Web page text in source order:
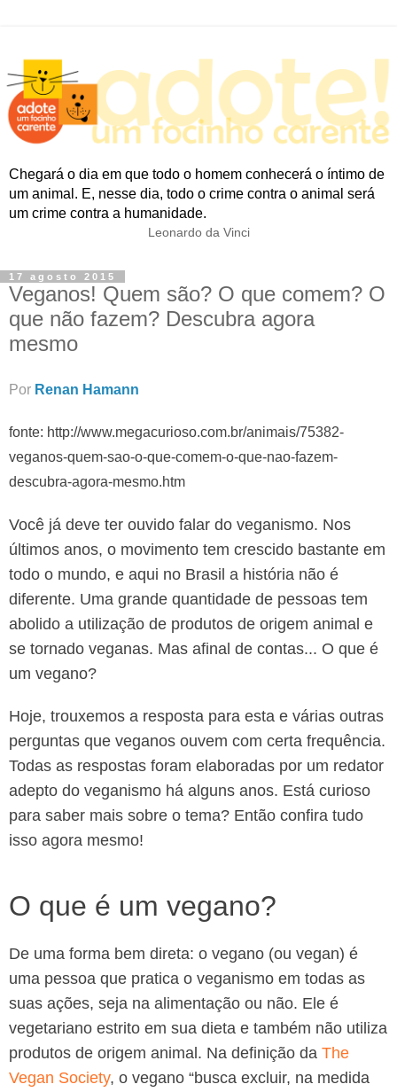
Chegará o dia em que todo o homem conhecerá o íntimo de
um animal. E, nesse dia, todo o crime contra o animal será
um crime contra a humanidade.
Leonardo da Vinci
17 agosto 2015
Veganos! Quem são? O que comem? O
que não fazem? Descubra agora
mesmo
Por Renan Hamann
fonte: http://www.megacurioso.com.br/animais/75382-
veganos-quem-sao-o-que-comem-o-que-nao-fazem-
descubra-agora-mesmo.htm
Você já deve ter ouvido falar do veganismo. Nos
últimos anos, o movimento tem crescido bastante em
todo o mundo, e aqui no Brasil a história não é
diferente. Uma grande quantidade de pessoas tem
abolido a utilização de produtos de origem animal e
se tornado veganas. Mas afinal de contas... O que é
um vegano?
Hoje, trouxemos a resposta para esta e várias outras
perguntas que veganos ouvem com certa frequência.
Todas as respostas foram elaboradas por um redator
adepto do veganismo há alguns anos. Está curioso
para saber mais sobre o tema? Então confira tudo
isso agora mesmo!
O que é um vegano?
De uma forma bem direta: o vegano (ou vegan) é
uma pessoa que pratica o veganismo em todas as
suas ações, seja na alimentação ou não. Ele é
vegetariano estrito em sua dieta e também não utiliza
produtos de origem animal. Na definição da The
Vegan Society, o vegano “busca excluir, na medida